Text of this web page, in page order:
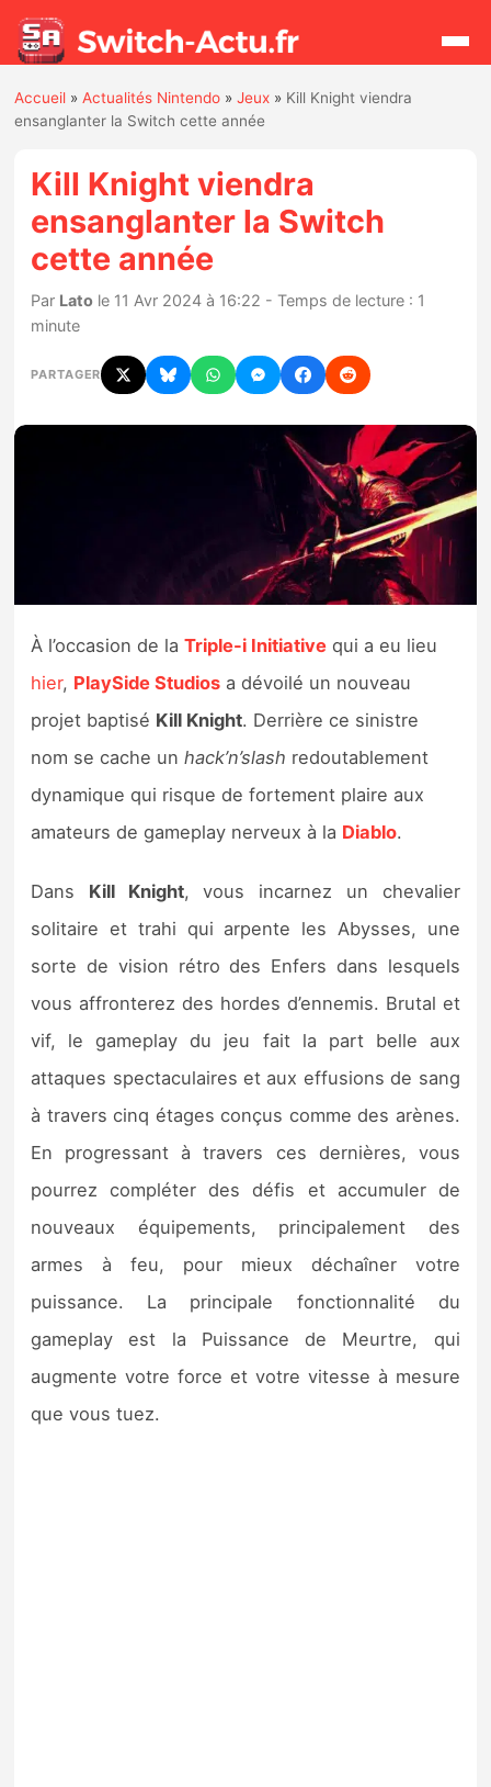
Actualités
Jeux
Hardware
Mises à jour
Chiffres de ventes
Tests et previews
Tests de jeux
Tests d’accessoires
Autres tests
Previews
Précommandes
Précommandes jeux Switch 2
Sorties de jeux
Bons plans
Accueil »Actualités Nintendo »Jeux » Kill Knight viendra
ensanglanter la Switch cette année
Kill Knight viendra
ensanglanter la Switch
cette année
Par Lato le 11 Avr 2024 à 16:22 - Temps de lecture : 1
minute
PARTAGER
À l’occasion de laTriple-i Initiative qui a eu lieu
hier, PlaySide Studios a dévoilé un nouveau
projet baptisé Kill Knight. Derrière ce sinistre
nom se cache unhack’n’slash redoutablement
dynamique qui risque de fortement plaire aux
amateurs de gameplay nerveux à la Diablo.
Dans Kill Knight, vous incarnez un chevalier
solitaire et trahi qui arpente les Abysses, une
sorte de vision rétro des Enfers dans lesquels
vous affronterez des hordes d’ennemis. Brutal et
vif, le gameplay du jeu fait la part belle aux
attaques spectaculaires et aux effusions de sang
à travers cinq étages conçus comme des arènes.
En progressant à travers ces dernières, vous
pourrez compléter des défis et accumuler de
nouveaux équipements, principalement des
armes à feu, pour mieux déchaîner votre
puissance. La principale fonctionnalité du
gameplay est la Puissance de Meurtre, qui
augmente votre force et votre vitesse à mesure
que vous tuez.